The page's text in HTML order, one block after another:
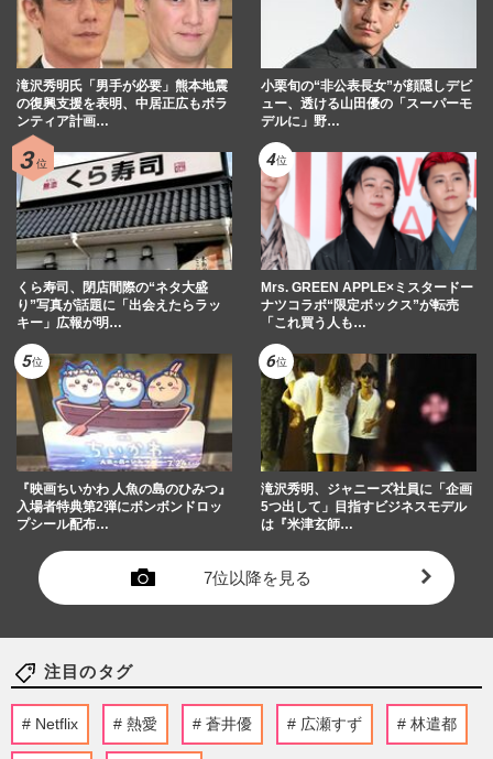
滝沢秀明氏「男手が必要」熊本地震
の復興支援を表明、中居正広もボラ
ンティア計画…
小栗旬の“非公表長女”が顔隠しデビ
ュー、透ける山田優の「スーパーモ
デルに」野…
くら寿司、閉店間際の“ネタ大盛
り”写真が話題に「出会えたらラッ
キー」広報が明…
Mrs. GREEN APPLE×ミスタードー
ナツコラボ“限定ボックス”が転売
「これ買う人も…
『映画ちいかわ 人魚の島のひみつ』
入場者特典第2弾にボンボンドロッ
プシール配布…
滝沢秀明、ジャニーズ社員に「企画
5つ出して」目指すビジネスモデル
は『米津玄師…
7位以降を見る
注目のタグ
Netflix 熱愛 蒼井優 広瀬すず 林遣都